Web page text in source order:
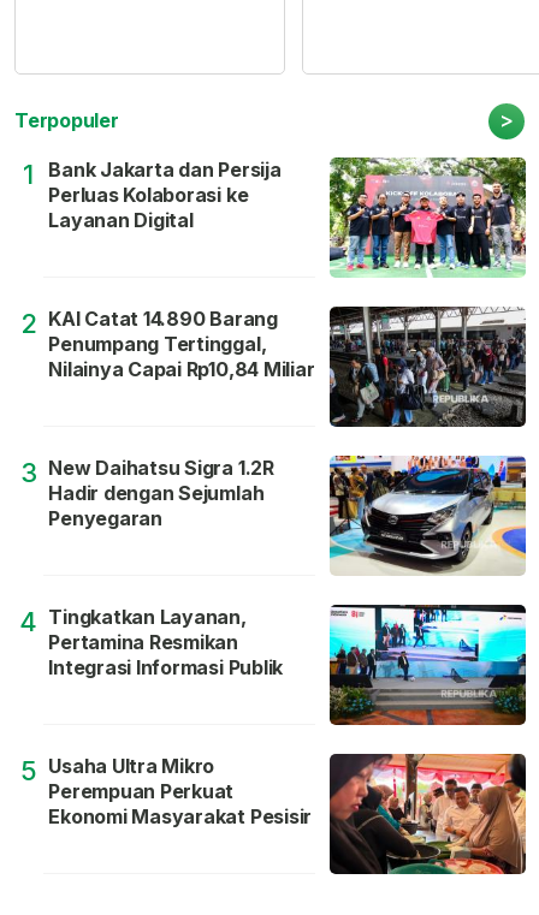
Terpopuler >
1
Bank Jakarta dan Persija
Perluas Kolaborasi ke
Layanan Digital
2 KAI Catat 14.890 Barang
Penumpang Tertinggal,
Nilainya Capai Rp10,84 Miliar
3 New Daihatsu Sigra 1.2R
Hadir dengan Sejumlah
Penyegaran
4 Tingkatkan Layanan,
Pertamina Resmikan
Integrasi Informasi Publik
5 Usaha Ultra Mikro
Perempuan Perkuat
Ekonomi Masyarakat Pesisir